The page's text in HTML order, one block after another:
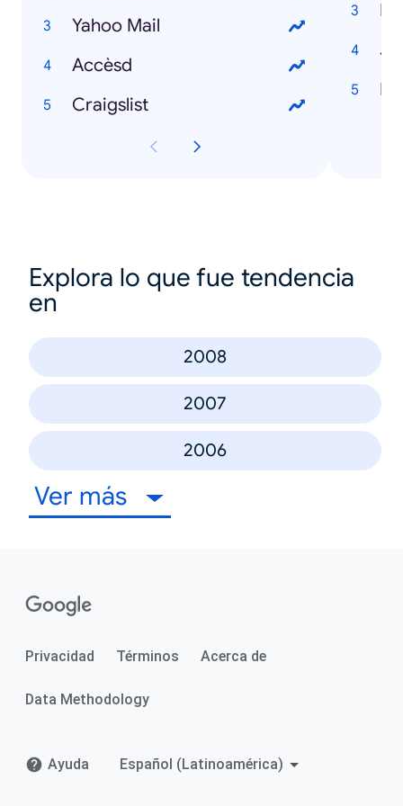
Yahoo Mail
Accèsd
Craigslist
Explora lo que fue tendencia
en
2008
2007
2006
Ver más
Privacidad Términos Acerca de
Data Methodology
Ayuda